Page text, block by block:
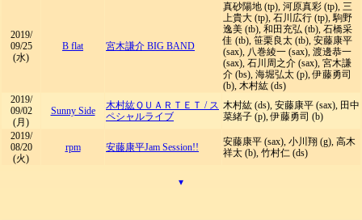
2019/
09/25
(水)
B flat 宮木謙介 BIG BAND
真砂陽地 (tp), 河原真彩 (tp), 三
上貴大 (tp), 石川広行 (tp), 駒野
逸美 (tb), 和田充弘 (tb), 石橋采
佳 (tb), 笹栗良太 (tb), 安藤康平
(sax), 八巻綾一 (sax), 渡邊恭一
(sax), 石川周之介 (sax), 宮木謙
介 (bs), 海堀弘太 (p), 伊藤勇司
(b), 木村紘 (ds)
2019/
09/02
(月)
Sunny Side 木村紘ＱＵＡＲＴＥＴ / ス
ペシャルライブ
木村紘 (ds), 安藤康平 (sax), 田中
菜緒子 (p), 伊藤勇司 (b)
2019/
08/20
(火)
rpm 安藤康平Jam Session!!
安藤康平 (sax), 小川翔 (g), 高木
祥太 (b), 竹村仁 (ds)
▾